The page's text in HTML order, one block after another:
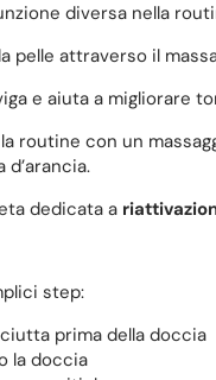
diversa nella
pelle attraverso il
e aiuta a migliorare
routine con un
dedicata a
step:
prima della doccia
la doccia